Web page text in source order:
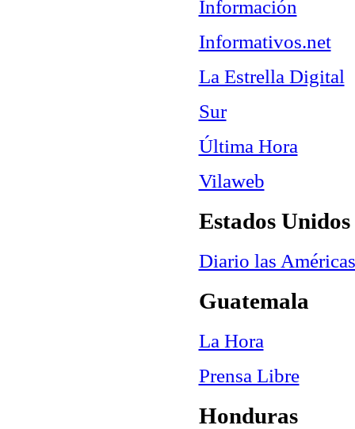
Información
Informativos.net
La Estrella Digital
Sur
Última Hora
Vilaweb
Estados
Diario las Américas
Guatemala
La Hora
Prensa Libre
Honduras